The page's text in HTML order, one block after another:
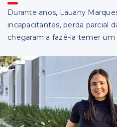
Durante anos, Lauany
incapacitantes, perda parcial
chegaram a fazê-la temer um